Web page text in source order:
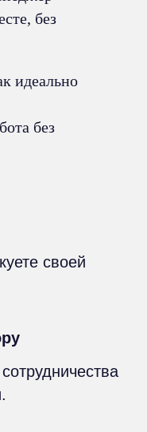
без
идеально
без
своей